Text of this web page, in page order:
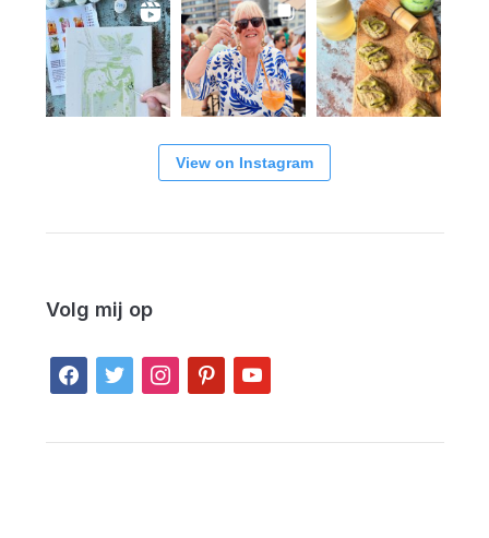
View on Instagram
Volg mij op
facebook
twitter instagrampinterestyoutube